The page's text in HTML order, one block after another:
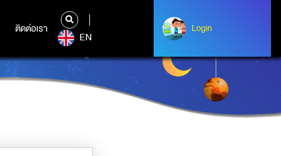
ติดต่อเรา
ติดต่อเรา
EN
Login
Albert Einstein